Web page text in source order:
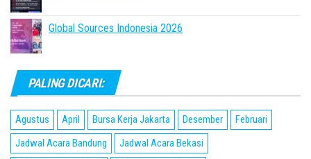
Global Sources Indonesia 2026
PALING DICARI:
Agustus April Bursa Kerja Jakarta Desember
Februari
Jadwal Acara Bandung
Jadwal Acara Bekasi